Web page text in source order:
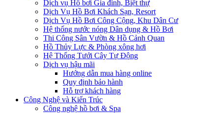
Dịch vụ Hồ bơi Gia đình, Biệt thự
Dịch Vụ Hồ Bơi Khách Sạn, Resort
Dịch Vụ Hồ Bơi Công Cộng, Khu Dân Cư
Hệ thống nước nóng Dân dụng & Hồ Bơi
Thi Công Sân Vườn & Hồ Cảnh Quan
Hồ Thủy Lực & Phòng xông hơi
Hệ Thống Tưới Cây Tự Động
Dịch vụ hậu mãi
Hướng dẫn mua hàng online
Quy định bảo hành
Hỗ trợ khách hàng
Công Nghệ và Kiến Trúc
Công nghệ hồ bơi & Spa